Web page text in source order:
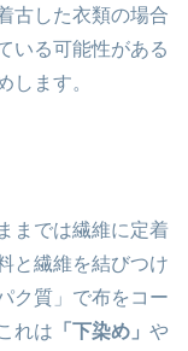
古した衣類の場合
いる可能性がある
します。
までは繊維に定着
と繊維を結びつけ
ク質」で布をコー
れは 「下染め」 や